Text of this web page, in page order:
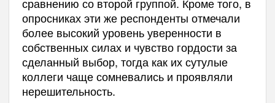
опросниках эти же респонденты отмечали
более высокий уровень уверенности в
собственных силах и чувство гордости за
сделанный выбор, тогда как их сутулые
коллеги чаще сомневались и проявляли
нерешительность.